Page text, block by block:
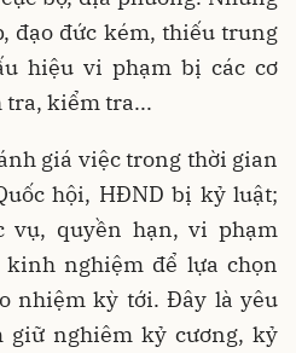
đạo đức kém, thiếu trung
hiệu vi phạm bị các cơ
tra, kiểm tra...
giá việc trong thời gian
hội, HĐND bị kỷ luật;
vụ, quyền hạn, vi phạm
nghiệm để lựa chọn
nhiệm kỳ tới. Đây là yêu
giữ nghiêm kỷ cương, kỷ